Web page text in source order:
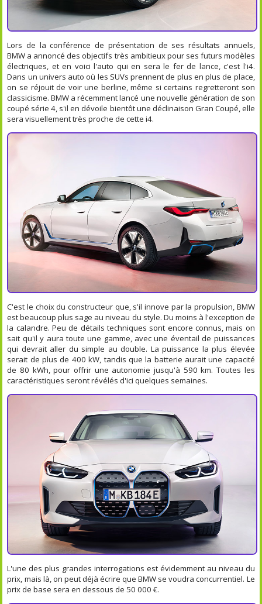
Lors de la conférence de présentation de ses résultats annuels,
BMW a annoncé des objectifs très ambitieux pour ses futurs modèles
électriques, et en voici l'auto qui en sera le fer de lance, c'est l'i4.
Dans un univers auto où les SUVs prennent de plus en plus de place,
on se réjouit de voir une berline, même si certains regretteront son
classicisme. BMW a récemment lancé une nouvelle génération de son
coupé série 4, s'il en dévoile bientôt une déclinaison Gran Coupé, elle
sera visuellement très proche de cette i4.
C'est le choix du constructeur que, s'il innove par la propulsion, BMW
est beaucoup plus sage au niveau du style. Du moins à l'exception de
la calandre. Peu de détails techniques sont encore connus, mais on
sait qu'il y aura toute une gamme, avec une éventail de puissances
qui devrait aller du simple au double. La puissance la plus élevée
serait de plus de 400 kW, tandis que la batterie aurait une capacité
de 80 kWh, pour offrir une autonomie jusqu'à 590 km. Toutes les
caractéristiques seront révélés d'ici quelques semaines.
L'une des plus grandes interrogations est évidemment au niveau du
prix, mais là, on peut déjà écrire que BMW se voudra concurrentiel. Le
prix de base sera en dessous de 50 000 €.